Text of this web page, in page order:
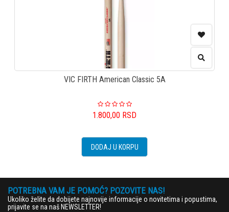
VIC FIRTH American Classic 5A
1.800,00 RSD
DODAJ U KORPU
POTREBNA VAM JE POMOĆ? POZOVITE NAS!
Ukoliko želite da dobijete najnovije informacije o novitetima i popustima,
prijavite se na naš NEWSLETTER!